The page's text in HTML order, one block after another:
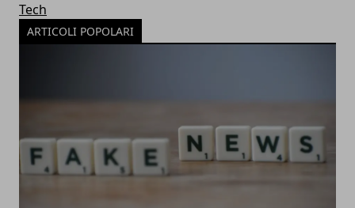
Tech
ARTICOLI POPOLARI